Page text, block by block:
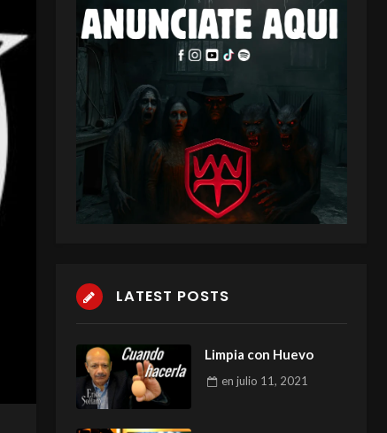
LATEST POSTS
Limpia con Huevo
enjulio 11, 2021